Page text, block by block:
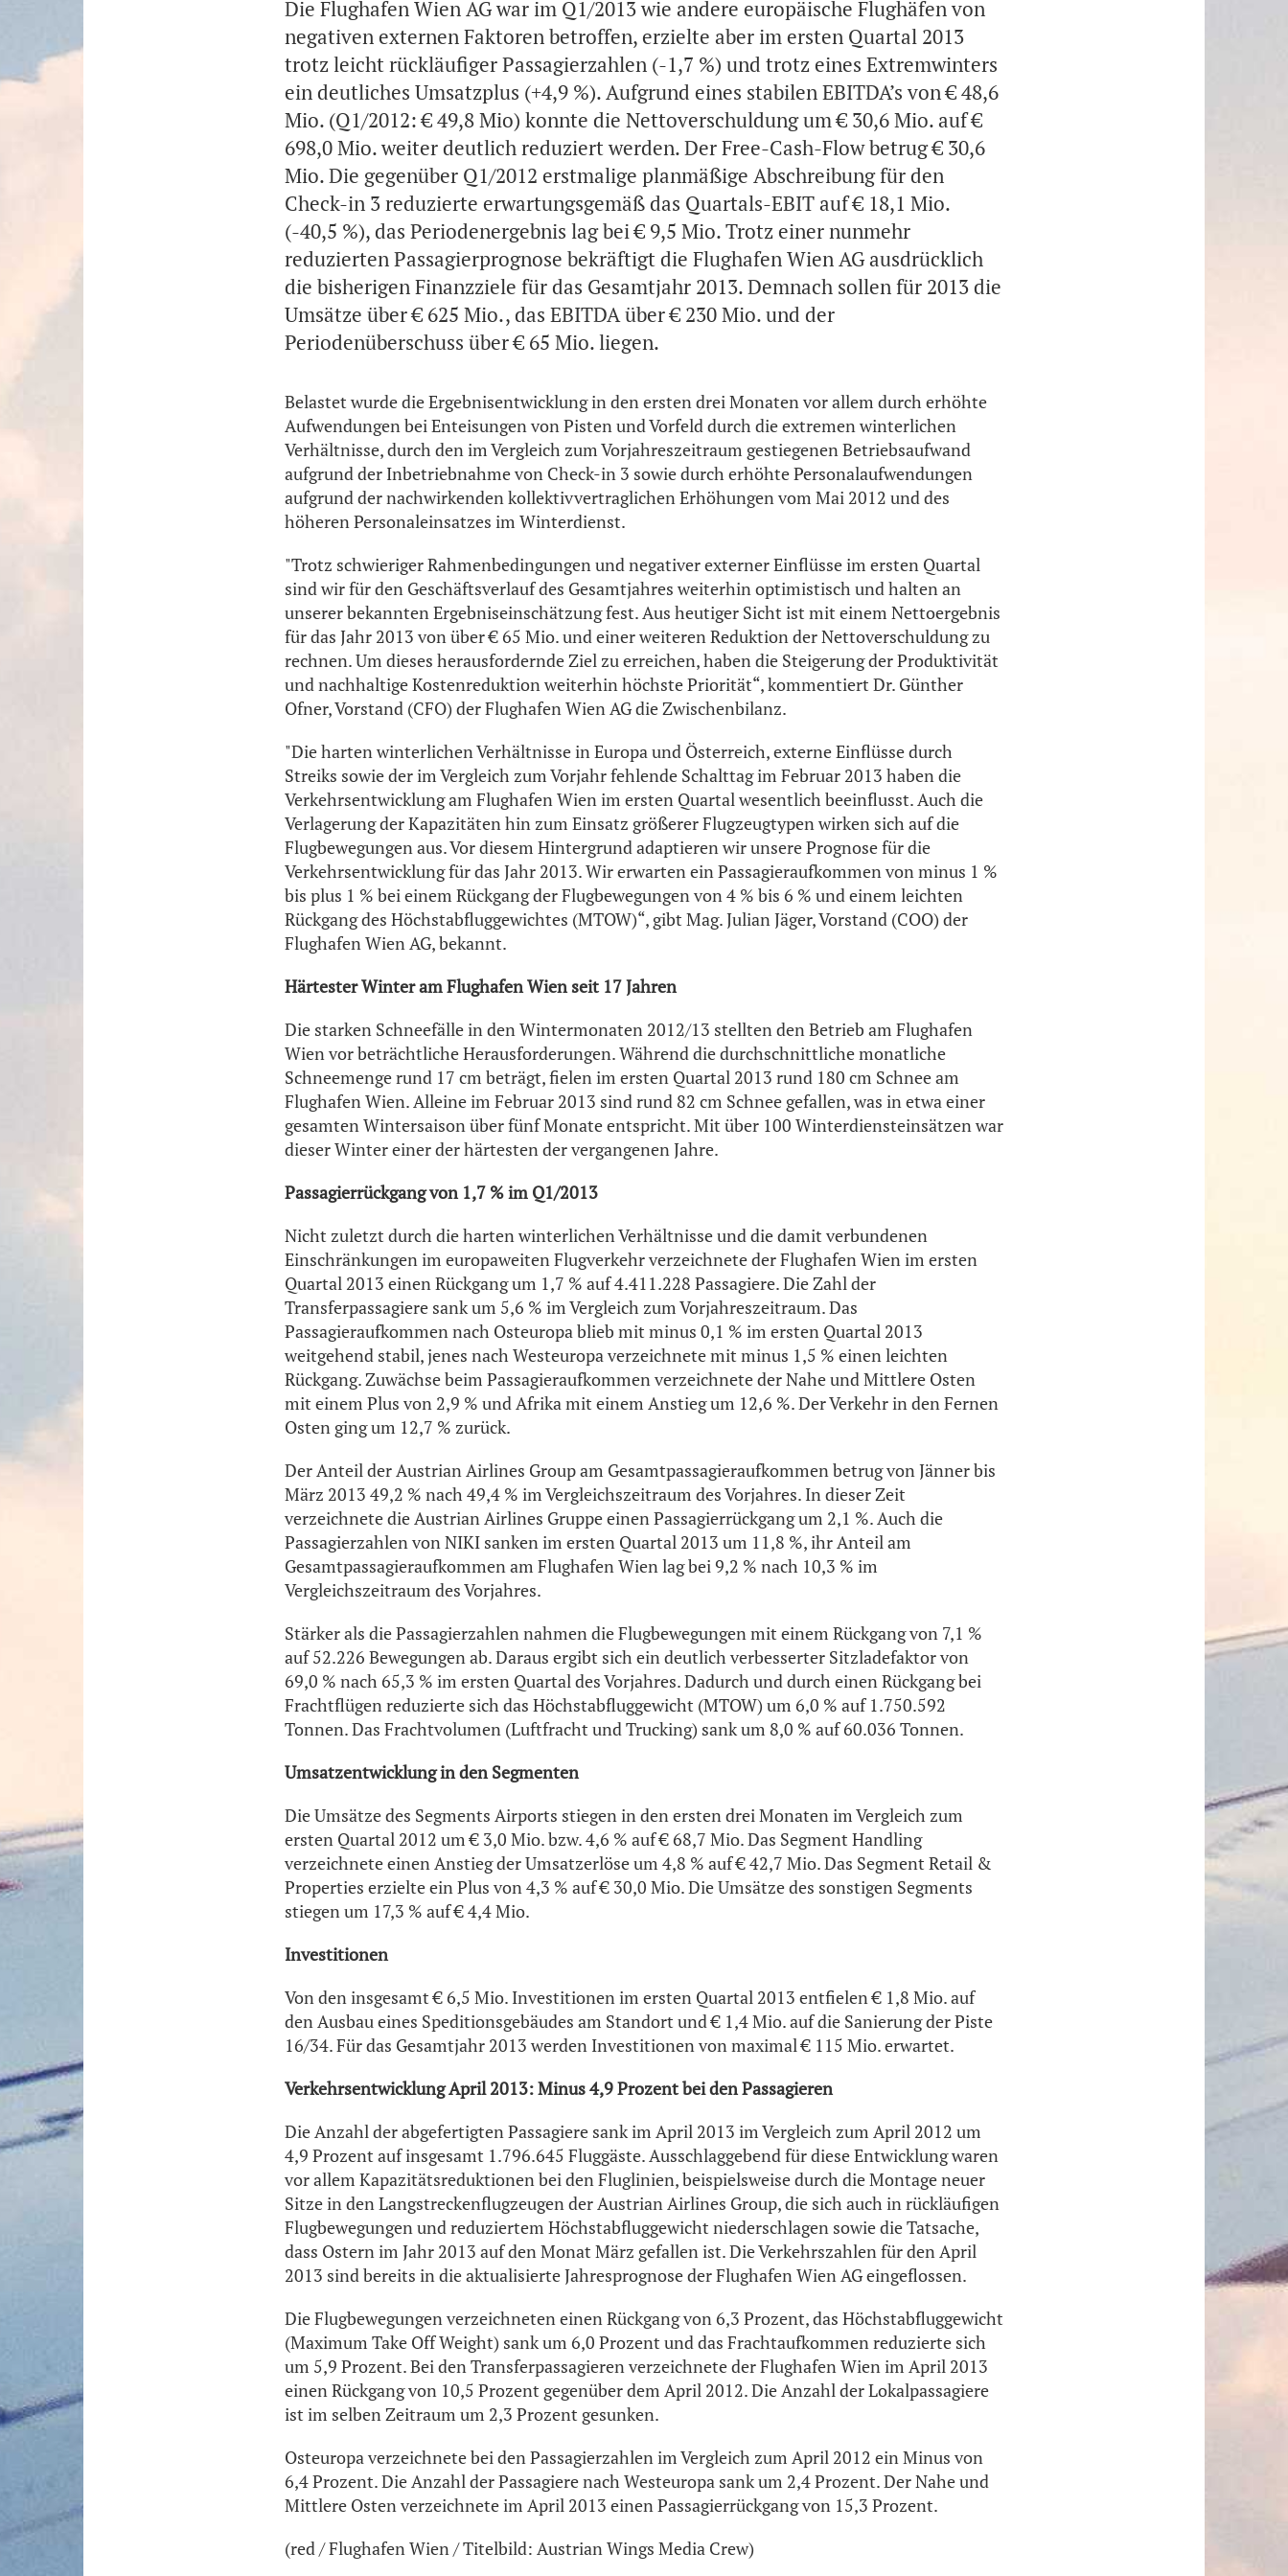
Die Flughafen Wien AG war im Q1/2013 wie andere europäische Flughäfen von
negativen externen Faktoren betroffen, erzielte aber im ersten Quartal 2013
trotz leicht rückläufiger Passagierzahlen (-1,7 %) und trotz eines Extremwinters
ein deutliches Umsatzplus (+4,9 %). Aufgrund eines stabilen EBITDA’s von € 48,6
Mio. (Q1/2012: € 49,8 Mio) konnte die Nettoverschuldung um € 30,6 Mio. auf €
698,0 Mio. weiter deutlich reduziert werden. Der Free-Cash-Flow betrug € 30,6
Mio. Die gegenüber Q1/2012 erstmalige planmäßige Abschreibung für den
Check-in 3 reduzierte erwartungsgemäß das Quartals-EBIT auf € 18,1 Mio.
(-40,5 %), das Periodenergebnis lag bei € 9,5 Mio. Trotz einer nunmehr
reduzierten Passagierprognose bekräftigt die Flughafen Wien AG ausdrücklich
die bisherigen Finanzziele für das Gesamtjahr 2013. Demnach sollen für 2013 die
Umsätze über € 625 Mio., das EBITDA über € 230 Mio. und der
Periodenüberschuss über € 65 Mio. liegen.
Belastet wurde die Ergebnisentwicklung in den ersten drei Monaten vor allem durch erhöhte
Aufwendungen bei Enteisungen von Pisten und Vorfeld durch die extremen winterlichen
Verhältnisse, durch den im Vergleich zum Vorjahreszeitraum gestiegenen Betriebsaufwand
aufgrund der Inbetriebnahme von Check-in 3 sowie durch erhöhte Personalaufwendungen
aufgrund der nachwirkenden kollektivvertraglichen Erhöhungen vom Mai 2012 und des
höheren Personaleinsatzes im Winterdienst.
"Trotz schwieriger Rahmenbedingungen und negativer externer Einflüsse im ersten Quartal
sind wir für den Geschäftsverlauf des Gesamtjahres weiterhin optimistisch und halten an
unserer bekannten Ergebniseinschätzung fest. Aus heutiger Sicht ist mit einem Nettoergebnis
für das Jahr 2013 von über € 65 Mio. und einer weiteren Reduktion der Nettoverschuldung zu
rechnen. Um dieses herausfordernde Ziel zu erreichen, haben die Steigerung der Produktivität
und nachhaltige Kostenreduktion weiterhin höchste Priorität“, kommentiert Dr. Günther
Ofner, Vorstand (CFO) der Flughafen Wien AG die Zwischenbilanz.
"Die harten winterlichen Verhältnisse in Europa und Österreich, externe Einflüsse durch
Streiks sowie der im Vergleich zum Vorjahr fehlende Schalttag im Februar 2013 haben die
Verkehrsentwicklung am Flughafen Wien im ersten Quartal wesentlich beeinflusst. Auch die
Verlagerung der Kapazitäten hin zum Einsatz größerer Flugzeugtypen wirken sich auf die
Flugbewegungen aus. Vor diesem Hintergrund adaptieren wir unsere Prognose für die
Verkehrsentwicklung für das Jahr 2013. Wir erwarten ein Passagieraufkommen von minus 1 %
bis plus 1 % bei einem Rückgang der Flugbewegungen von 4 % bis 6 % und einem leichten
Rückgang des Höchstabfluggewichtes (MTOW)“, gibt Mag. Julian Jäger, Vorstand (COO) der
Flughafen Wien AG, bekannt.
Härtester Winter am Flughafen Wien seit 17 Jahren
Die starken Schneefälle in den Wintermonaten 2012/13 stellten den Betrieb am Flughafen
Wien vor beträchtliche Herausforderungen. Während die durchschnittliche monatliche
Schneemenge rund 17 cm beträgt, fielen im ersten Quartal 2013 rund 180 cm Schnee am
Flughafen Wien. Alleine im Februar 2013 sind rund 82 cm Schnee gefallen, was in etwa einer
gesamten Wintersaison über fünf Monate entspricht. Mit über 100 Winterdiensteinsätzen war
dieser Winter einer der härtesten der vergangenen Jahre.
Passagierrückgang von 1,7 % im Q1/2013
Nicht zuletzt durch die harten winterlichen Verhältnisse und die damit verbundenen
Einschränkungen im europaweiten Flugverkehr verzeichnete der Flughafen Wien im ersten
Quartal 2013 einen Rückgang um 1,7 % auf 4.411.228 Passagiere. Die Zahl der
Transferpassagiere sank um 5,6 % im Vergleich zum Vorjahreszeitraum. Das
Passagieraufkommen nach Osteuropa blieb mit minus 0,1 % im ersten Quartal 2013
weitgehend stabil, jenes nach Westeuropa verzeichnete mit minus 1,5 % einen leichten
Rückgang. Zuwächse beim Passagieraufkommen verzeichnete der Nahe und Mittlere Osten
mit einem Plus von 2,9 % und Afrika mit einem Anstieg um 12,6 %. Der Verkehr in den Fernen
Osten ging um 12,7 % zurück.
Der Anteil der Austrian Airlines Group am Gesamtpassagieraufkommen betrug von Jänner bis
März 2013 49,2 % nach 49,4 % im Vergleichszeitraum des Vorjahres. In dieser Zeit
verzeichnete die Austrian Airlines Gruppe einen Passagierrückgang um 2,1 %. Auch die
Passagierzahlen von NIKI sanken im ersten Quartal 2013 um 11,8 %, ihr Anteil am
Gesamtpassagieraufkommen am Flughafen Wien lag bei 9,2 % nach 10,3 % im
Vergleichszeitraum des Vorjahres.
Stärker als die Passagierzahlen nahmen die Flugbewegungen mit einem Rückgang von 7,1 %
auf 52.226 Bewegungen ab. Daraus ergibt sich ein deutlich verbesserter Sitzladefaktor von
69,0 % nach 65,3 % im ersten Quartal des Vorjahres. Dadurch und durch einen Rückgang bei
Frachtflügen reduzierte sich das Höchstabfluggewicht (MTOW) um 6,0 % auf 1.750.592
Tonnen. Das Frachtvolumen (Luftfracht und Trucking) sank um 8,0 % auf 60.036 Tonnen.
Umsatzentwicklung in den Segmenten
Die Umsätze des Segments Airports stiegen in den ersten drei Monaten im Vergleich zum
ersten Quartal 2012 um € 3,0 Mio. bzw. 4,6 % auf € 68,7 Mio. Das Segment Handling
verzeichnete einen Anstieg der Umsatzerlöse um 4,8 % auf € 42,7 Mio. Das Segment Retail &
Properties erzielte ein Plus von 4,3 % auf € 30,0 Mio. Die Umsätze des sonstigen Segments
stiegen um 17,3 % auf € 4,4 Mio.
Investitionen
Von den insgesamt € 6,5 Mio. Investitionen im ersten Quartal 2013 entfielen € 1,8 Mio. auf
den Ausbau eines Speditionsgebäudes am Standort und € 1,4 Mio. auf die Sanierung der Piste
16/34. Für das Gesamtjahr 2013 werden Investitionen von maximal € 115 Mio. erwartet.
Verkehrsentwicklung April 2013: Minus 4,9 Prozent bei den Passagieren
Die Anzahl der abgefertigten Passagiere sank im April 2013 im Vergleich zum April 2012 um
4,9 Prozent auf insgesamt 1.796.645 Fluggäste. Ausschlaggebend für diese Entwicklung waren
vor allem Kapazitätsreduktionen bei den Fluglinien, beispielsweise durch die Montage neuer
Sitze in den Langstreckenflugzeugen der Austrian Airlines Group, die sich auch in rückläufigen
Flugbewegungen und reduziertem Höchstabfluggewicht niederschlagen sowie die Tatsache,
dass Ostern im Jahr 2013 auf den Monat März gefallen ist. Die Verkehrszahlen für den April
2013 sind bereits in die aktualisierte Jahresprognose der Flughafen Wien AG eingeflossen.
Die Flugbewegungen verzeichneten einen Rückgang von 6,3 Prozent, das Höchstabfluggewicht
(Maximum Take Off Weight) sank um 6,0 Prozent und das Frachtaufkommen reduzierte sich
um 5,9 Prozent. Bei den Transferpassagieren verzeichnete der Flughafen Wien im April 2013
einen Rückgang von 10,5 Prozent gegenüber dem April 2012. Die Anzahl der Lokalpassagiere
ist im selben Zeitraum um 2,3 Prozent gesunken.
Osteuropa verzeichnete bei den Passagierzahlen im Vergleich zum April 2012 ein Minus von
6,4 Prozent. Die Anzahl der Passagiere nach Westeuropa sank um 2,4 Prozent. Der Nahe und
Mittlere Osten verzeichnete im April 2013 einen Passagierrückgang von 15,3 Prozent.
(red / Flughafen Wien / Titelbild: Austrian Wings Media Crew)